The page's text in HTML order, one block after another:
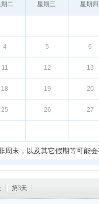
二 星期三 星期四
4 5 6
11 12 13
18 19 20
25 26 27
末，以及其它假期等可能会
第3天